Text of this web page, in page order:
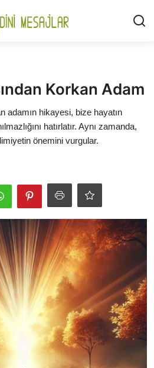
Korkan Adam
adamın hikayesi, bize hayatın
hatırlatır. Aynı zamanda,
önemini vurgular.